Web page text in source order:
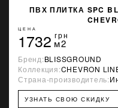
ПВХ ПЛИТКА SPC
ЦЕНА
1732 грн
м2
Бренд:BLISSGROUND
Коллекция:CHEVRON
Страна-производитель:
УЗНАТЬ СВОЮ СКИДКУ